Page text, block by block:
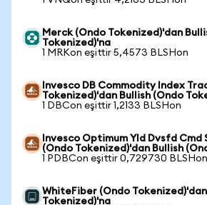
Merck (Ondo Tokenized)'dan
Tokenized)'na
1 MRKon eşittir 5,4573 BLSHon
Invesco DB Commodity Index
Tokenized)'dan Bullish (Ondo
1 DBCon eşittir 1,2133 BLSHon
Invesco Optimum Yld Dvsfd Cmd
(Ondo Tokenized)'dan Bullish
1 PDBCon eşittir 0,729730 BLSHon
WhiteFiber (Ondo
Tokenized)'na